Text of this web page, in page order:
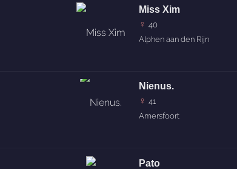
Miss Xim
♀ 40
Alphen aan den Rijn
Nienus.
♀ 41
Amersfoort
Pato